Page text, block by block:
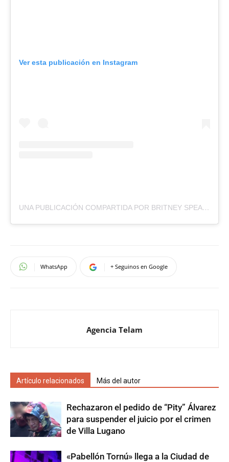
Ver esta publicación en Instagram
UNA PUBLICACIÓN COMPARTIDA POR BRITNEY SPEARS (@BRITNEYSPEARS)
WhatsApp + Seguinos en Google
Agencia Telam
Artículo relacionados Más del autor
Rechazaron el pedido de “Pity” Álvarez
para suspender el juicio por el crimen
de Villa Lugano
«Pabellón Tornú» llega a la Ciudad de